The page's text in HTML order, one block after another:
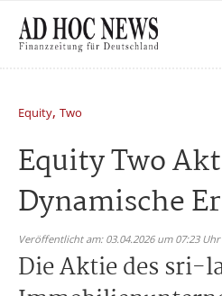
Equity, Two
Equity Two
Dynamische
Veröffentlicht am: 03.04.2026 um 07:23
Die Aktie des sri-